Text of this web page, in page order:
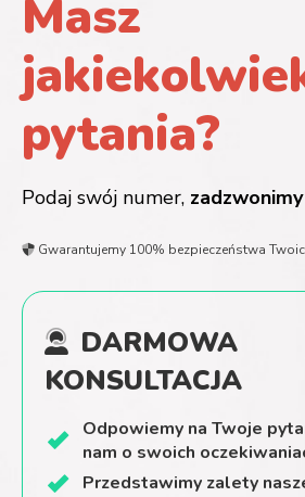
Masz
pytania?
Podaj swój numer, zadzwonimy
Gwarantujemy 100% bezpieczeństwa
DARMOWA
KONSULTACJA
Odpowiemy na Twoje
nam o swoich
Przedstawimy zalety